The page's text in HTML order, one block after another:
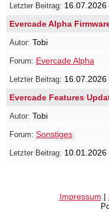
16.07.2026
Evercade Alpha
Tobi
Evercade Alpha
16.07.2026
Evercade Features
Tobi
Sonstiges
10.01.2026
Impressum |